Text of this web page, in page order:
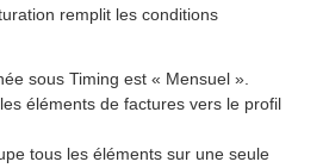
remplit les conditions
sous Timing est « Mensuel ».
éléments de factures vers le profil
tous les éléments sur une seule